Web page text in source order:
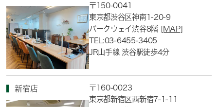
〒150-0041
東京都渋谷区神南1-20-9
パークウェイ渋谷8階 [MAP]
TEL:03-6455-3405
JR山手線 渋谷駅徒歩4分
新宿店
〒160-0023
東京都新宿区西新宿7-1-11